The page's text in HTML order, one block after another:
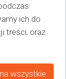
ich do
treści, oraz
wszystkie